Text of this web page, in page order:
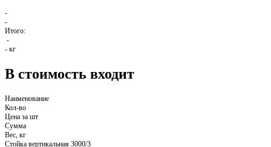
-
-
Итого:
-
- кг
В стоимость входит
Наименование
Кол-во
Цена за шт
Сумма
Вес, кг
Стойка вертикальная 3000/3